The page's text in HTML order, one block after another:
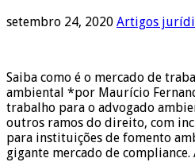
setembro 24, 2020 Artigos
Saiba como é o mercado de
ambiental *por Maurício
trabalho para o advogado
outros ramos do direito, com
para instituições de fomento
gigante mercado de